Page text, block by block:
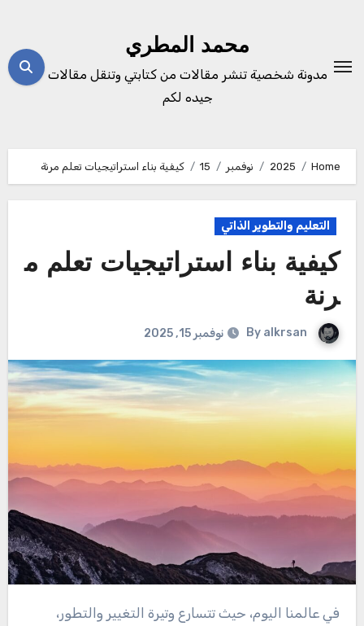
محمد المطري
مدونة شخصية تنشر مقالات من كتابتي وتنقل مقالات
جيده لكم
Home
2025 نوفمبر 15 كيفية بناء استراتيجيات تعلم مرنة
التعليم والتطوير الذاتي
كيفية بناء استراتيجيات تعلم م
رنة
By alkrsan نوفمبر 15, 2025
في عالمنا اليوم، حيث تتسارع وتيرة التغيير والتطور،